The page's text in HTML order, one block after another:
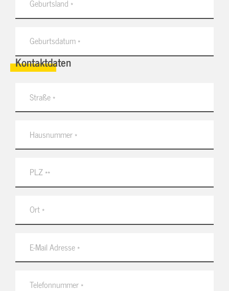
Kontaktdaten